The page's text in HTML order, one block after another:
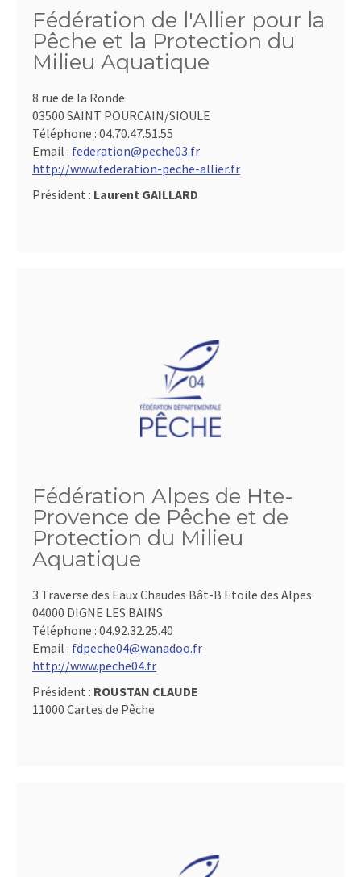
Fédération de l'Allier pour la
Pêche et la Protection du
Milieu Aquatique
8 rue de la Ronde
03500 SAINT POURCAIN/SIOULE
Téléphone : 04.70.47.51.55
Email : federation@peche03.fr
http://www.federation-peche-allier.fr
Président : Laurent GAILLARD
Fédération Alpes de Hte-
Provence de Pêche et de
Protection du Milieu
Aquatique
3 Traverse des Eaux Chaudes Bât-B Etoile des Alpes
04000 DIGNE LES BAINS
Téléphone : 04.92.32.25.40
Email : fdpeche04@wanadoo.fr
http://www.peche04.fr
Président : ROUSTAN CLAUDE
11000 Cartes de Pêche